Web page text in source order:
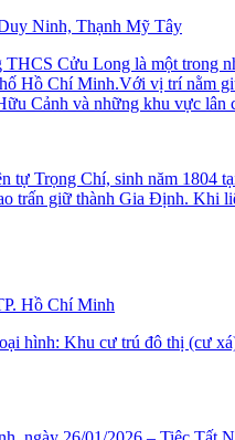
Ninh, Thạnh Mỹ Tây
Cửu Long là một trong
Chí Minh.Với vị trí nằm
Cảnh và những khu vực lân
Trọng Chí, sinh năm 1804
trấn giữ thành Gia Định.
Hồ Chí Minh
hình: Khu cư trú đô thị (cư